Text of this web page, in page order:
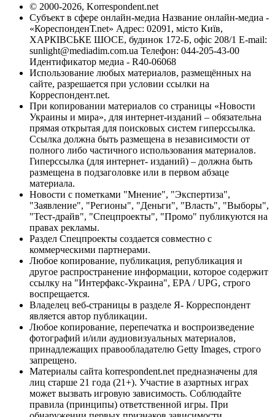
© 2000-2026, Korrespondent.net
Субъект в сфере онлайн-медиа Название онлайн-медиа -
«КореспонденТ.net» Адрес: 02091, місто Київ,
ХАРКІВСЬКЕ ШОСЕ, будинок 172-Б, офіс 208/1 E-mail:
sunlight@mediadim.com.ua Телефон: 044-205-43-00
Идентификатор медиа - R40-06068
Использование любых материалов, размещённых на
сайте, разрешается при условии ссылки на
Корреспондент.net.
При копировании материалов со страницы «Новости
Украины и мира», для интернет-изданий – обязательна
прямая открытая для поисковых систем гиперссылка.
Ссылка должна быть размещена в независимости от
полного либо частичного использования материалов.
Гиперссылка (для интернет- изданий) – должна быть
размещена в подзаголовке или в первом абзаце
материала.
Новости с пометками "Мнение", "Экспертиза",
"Заявление", "Регионы", "Деньги", "Власть", "Выборы",
"Тест-драйв", "Спецпроекты", "Промо" публикуются на
правах рекламы.
Раздел Спецпроекты создается совместно с
коммерческими партнерами.
Любое копирование, публикация, републикация и
другое распространение информации, которое содержит
ссылку на "Интерфакс-Украина", EPA / UPG, строго
воспрещается.
Владелец веб-страницы в разделе Я- Корреспондент
является автор публикации.
Любое копирование, перепечатка и воспроизведение
фотографий и/или аудиовизуальных материалов,
принадлежащих правообладателю Getty Images, строго
запрещено.
Материалы сайта korrespondent.net предназначены для
лиц старше 21 года (21+). Участие в азартных играх
может вызвать игровую зависимость. Соблюдайте
правила (принципы) ответственной игры. При